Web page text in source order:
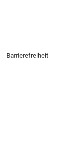
Barrierefreiheit